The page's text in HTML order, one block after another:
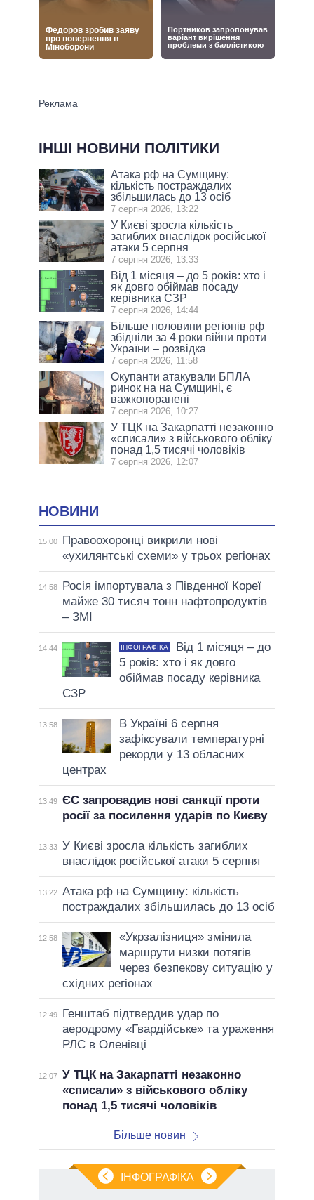
ІНШІ НОВИНИ ПОЛІТИКИ
Атака рф на Сумщину:
кількість постраждалих
збільшилась до 13 осіб
7 серпня 2026, 13:22
У Києві зросла кількість
загиблих внаслідок російської
атаки 5 серпня
7 серпня 2026, 13:33
Від 1 місяця – до 5 років: хто і
як довго обіймав посаду
керівника СЗР
7 серпня 2026, 14:44
Більше половини регіонів рф
збідніли за 4 роки війни проти
України – розвідка
7 серпня 2026, 11:58
Окупанти атакували БПЛА
ринок на на Сумщині, є
важкопоранені
7 серпня 2026, 10:27
У ТЦК на Закарпатті незаконно
«списали» з військового обліку
понад 1,5 тисячі чоловіків
7 серпня 2026, 12:07
НОВИНИ
15:00
Правоохоронці викрили нові
«ухилянтські схеми» у трьох регіонах
14:58
Росія імпортувала з Південної Кореї
майже 30 тисяч тонн нафтопродуктів
– ЗМІ
14:44 ІНФОГРАФІКА
Від 1 місяця – до
5 років: хто і як довго
обіймав посаду керівника
СЗР
13:58
В Україні 6 серпня
зафіксували температурні
рекорди у 13 обласних
центрах
13:49 ЄС запровадив нові санкції проти
росії за посилення ударів по Києву
13:33 У Києві зросла кількість загиблих
внаслідок російської атаки 5 серпня
13:22 Атака рф на Сумщину: кількість
постраждалих збільшилась до 13 осіб
12:58
«Укрзалізниця» змінила
маршрути низки потягів
через безпекову ситуацію у
східних регіонах
12:49
Генштаб підтвердив удар по
аеродрому «Гвардійське» та ураження
РЛС в Оленівці
12:07 У ТЦК на Закарпатті незаконно
«списали» з військового обліку
понад 1,5 тисячі чоловіків
Більше новин
ІНФОГРАФІКА